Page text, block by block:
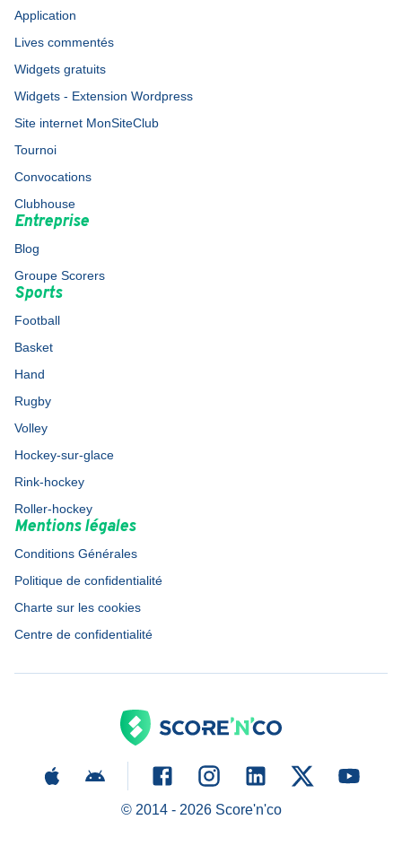
Application
Lives commentés
Widgets gratuits
Widgets - Extension Wordpress
Site internet MonSiteClub
Tournoi
Convocations
Clubhouse
Entreprise
Blog
Groupe Scorers
Sports
Football
Basket
Hand
Rugby
Volley
Hockey-sur-glace
Rink-hockey
Roller-hockey
Mentions légales
Conditions Générales
Politique de confidentialité
Charte sur les cookies
Centre de confidentialité
© 2014 - 2026Score'n'co